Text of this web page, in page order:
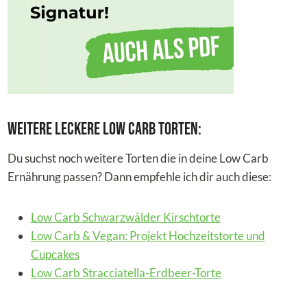
Weitere leckere Low Carb Torten:
Du suchst noch weitere Torten die in deine Low Carb
Ernährung passen? Dann empfehle ich dir auch diese:
Low Carb Schwarzwälder Kirschtorte
Low Carb & Vegan: Projekt Hochzeitstorte und
Cupcakes
Low Carb Stracciatella-Erdbeer-Torte